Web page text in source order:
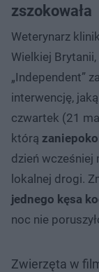
zszokowała
Weterynarz
Wielkiej
„Independent”
interwencję,
czwartek (21
którą
dzień wcześniej
lokalnej drogi.
jednego kęsa
noc nie
Zwierzęta w